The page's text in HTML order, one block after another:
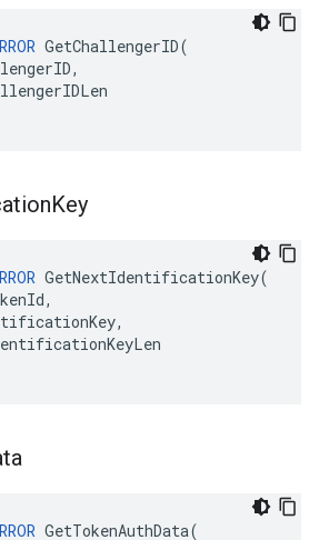
GetChallengerID(
,
Key
GetNextIdentificationKey(
GetTokenAuthData(